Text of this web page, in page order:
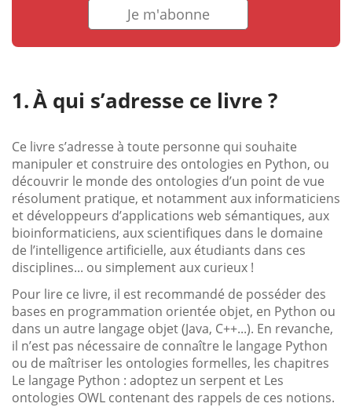
Je m'abonne
À qui s’adresse ce livre ?
Ce livre s’adresse à toute personne qui souhaite
manipuler et construire des ontologies en Python, ou
découvrir le monde des ontologies d’un point de vue
résolument pratique, et notamment aux informaticiens
et développeurs d’applications web sémantiques, aux
bioinformaticiens, aux scientifiques dans le domaine
de l’intelligence artificielle, aux étudiants dans ces
disciplines... ou simplement aux curieux !
Pour lire ce livre, il est recommandé de posséder des
bases en programmation orientée objet, en Python ou
dans un autre langage objet (Java, C++...). En revanche,
il n’est pas nécessaire de connaître le langage Python
ou de maîtriser les ontologies formelles, les chapitres
Le langage Python : adoptez un serpent et Les
ontologies OWL contenant des rappels de ces notions.